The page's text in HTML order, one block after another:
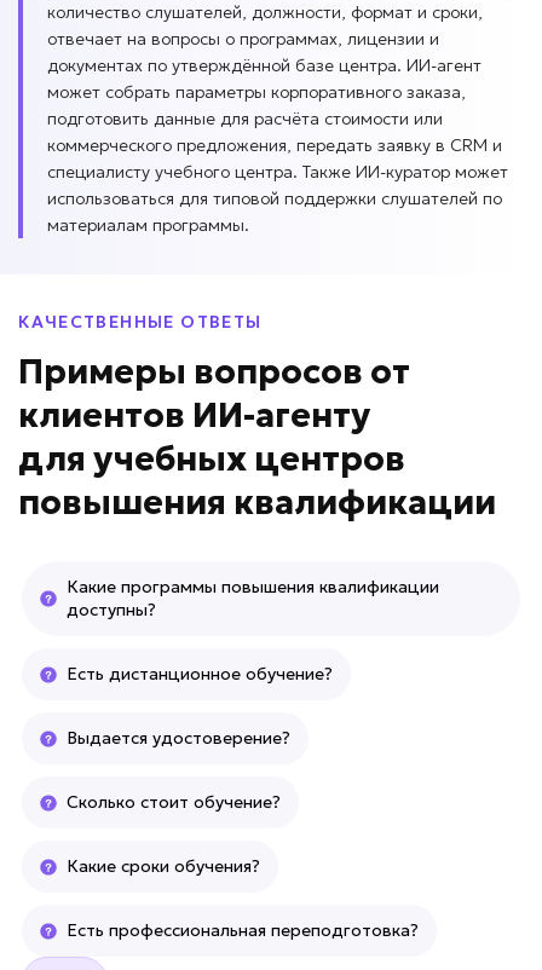
количество слушателей, должности, формат и сроки,
отвечает на вопросы о программах, лицензии и
документах по утверждённой базе центра. ИИ-агент
может собрать параметры корпоративного заказа,
подготовить данные для расчёта стоимости или
коммерческого предложения, передать заявку в CRM и
специалисту учебного центра. Также ИИ-куратор может
использоваться для типовой поддержки слушателей по
материалам программы.
КАЧЕСТВЕННЫЕ ОТВЕТЫ
Примеры вопросов от
клиентов ИИ-агенту
для учебных центров
повышения квалификации
Какие программы повышения квалификации
доступны?
Есть дистанционное обучение?
Выдается удостоверение?
Сколько стоит обучение?
Какие сроки обучения?
Есть профессиональная переподготовка?